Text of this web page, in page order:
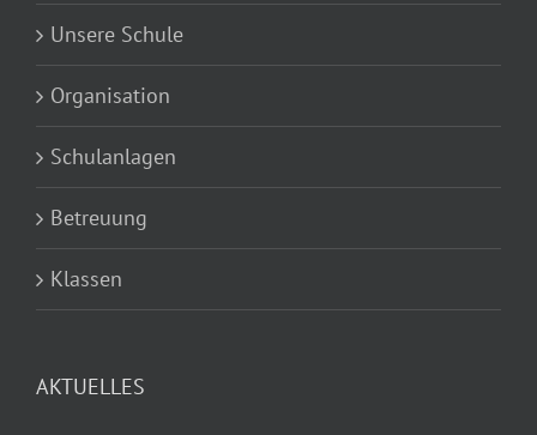
Unsere Schule
Organisation
Schulanlagen
Betreuung
Klassen
AKTUELLES